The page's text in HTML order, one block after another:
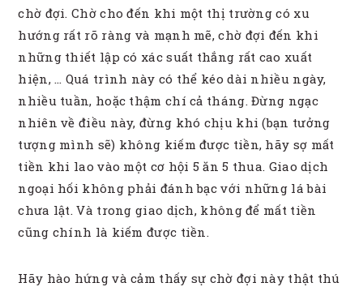
chờ đợi. Chờ cho đến khi một thị trường có xu
hướng rất rõ ràng và mạnh mẽ, chờ đợi đến khi
những thiết lập có xác suất thắng rất cao xuất
hiện, … Quá trình này có thể kéo dài nhiều ngày,
nhiều tuần, hoặc thậm chí cả tháng. Đừng ngạc
nhiên về điều này, đừng khó chịu khi (bạn tưởng
tượng mình sẽ) không kiếm được tiền, hãy sợ mất
tiền khi lao vào một cơ hội 5 ăn 5 thua. Giao dịch
ngoại hối không phải đánh bạc với những lá bài
chưa lật. Và trong giao dịch, không để mất tiền
cũng chính là kiếm được tiền.
Hãy hào hứng và cảm thấy sự chờ đợi này thật thú